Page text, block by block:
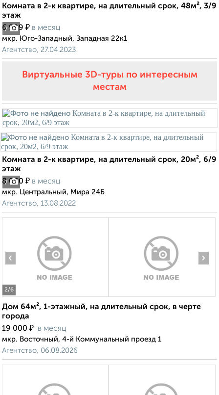
7
Комната в 2-к квартире, на длительный срок, 48м², 3/9
этаж
6 999 ₽ в месяц
мкр. Юго-Западный, Западная 22к1
Агентство, 27.04.2023
Виртуальные 3D-туры по интересным
местам
7
Комната в 2-к квартире, на длительный срок, 20м², 6/9
этаж
8 000 ₽ в месяц
мкр. Центральный, Мира 24Б
Агентство, 13.08.2022
2/6
‹ ›
Дом 64м², 1-этажный, на длительный срок, в черте
города
19 000 ₽ в месяц
мкр. Восточный, 4-й Коммунальный проезд 1
Агентство, 06.08.2026